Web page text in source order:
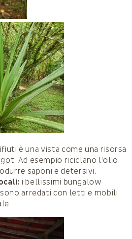
è una vista come una risorsa
Ad esempio riciclano l’olio
saponi e detersivi.
i bellissimi bungalow
arredati con letti e mobili